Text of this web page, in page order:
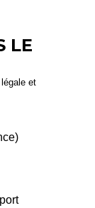
LE
et